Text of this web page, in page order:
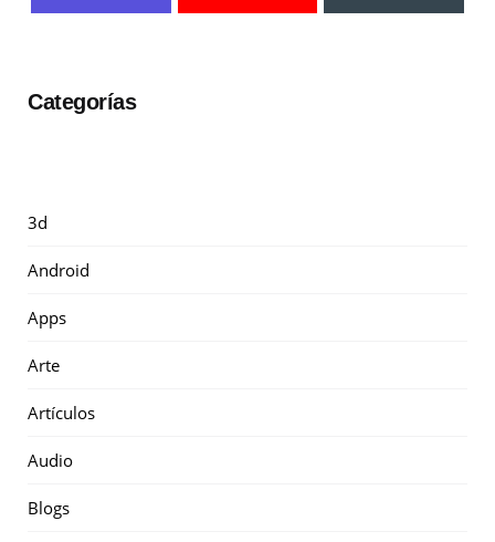
Categorías
3d
Android
Apps
Arte
Artículos
Audio
Blogs